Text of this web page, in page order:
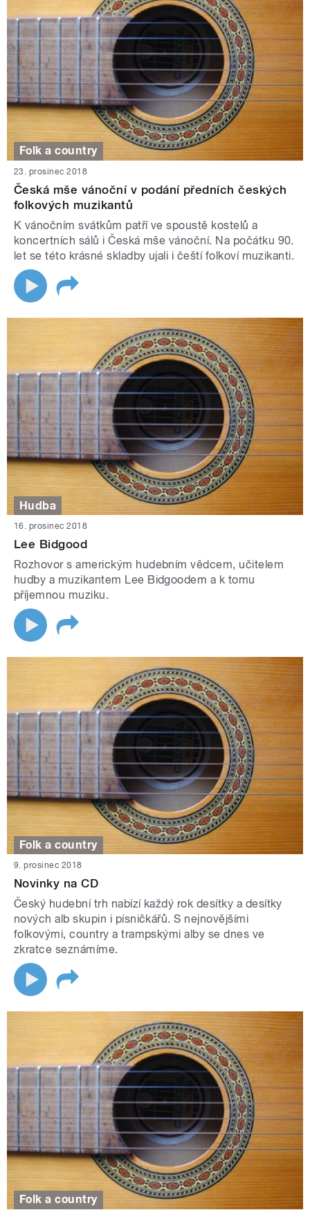
Folk a country
23. prosinec 2018
Česká mše vánoční v podání předních českých
folkových muzikantů
K vánočním svátkům patří ve spoustě kostelů a
koncertních sálů i Česká mše vánoční. Na počátku 90.
let se této krásné skladby ujali i čeští folkoví muzikanti.
Hudba
16. prosinec 2018
Lee Bidgood
Rozhovor s americkým hudebním vědcem, učitelem
hudby a muzikantem Lee Bidgoodem a k tomu
příjemnou muziku.
Folk a country
9. prosinec 2018
Novinky na CD
Český hudební trh nabízí každý rok desítky a desítky
nových alb skupin i písničkářů. S nejnovějšími
folkovými, country a trampskými alby se dnes ve
zkratce seznámíme.
Folk a country